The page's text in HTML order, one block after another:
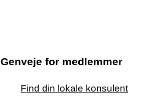
Genveje for medlemmer
Find din lokale konsulent